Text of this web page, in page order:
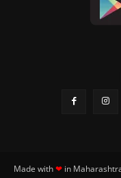
Made with❤ in